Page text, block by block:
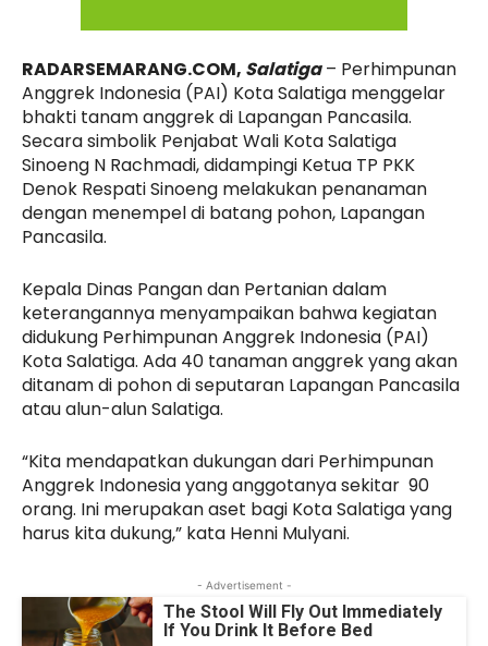
RADARSEMARANG.COM, Salatiga– Perhimpunan
Anggrek Indonesia (PAI) Kota Salatiga menggelar
bhakti tanam anggrek di Lapangan Pancasila.
Secara simbolik Penjabat Wali Kota Salatiga
Sinoeng N Rachmadi, didampingi Ketua TP PKK
Denok Respati Sinoeng melakukan penanaman
dengan menempel di batang pohon, Lapangan
Pancasila.
Kepala Dinas Pangan dan Pertanian dalam
keterangannya menyampaikan bahwa kegiatan
didukung Perhimpunan Anggrek Indonesia (PAI)
Kota Salatiga. Ada 40 tanaman anggrek yang akan
ditanam di pohon di seputaran Lapangan Pancasila
atau alun-alun Salatiga.
“Kita mendapatkan dukungan dari Perhimpunan
Anggrek Indonesia yang anggotanya sekitar 90
orang. Ini merupakan aset bagi Kota Salatiga yang
harus kita dukung,” kata Henni Mulyani.
- Advertisement -
The Stool Will Fly Out Immediately
If You Drink It Before Bed